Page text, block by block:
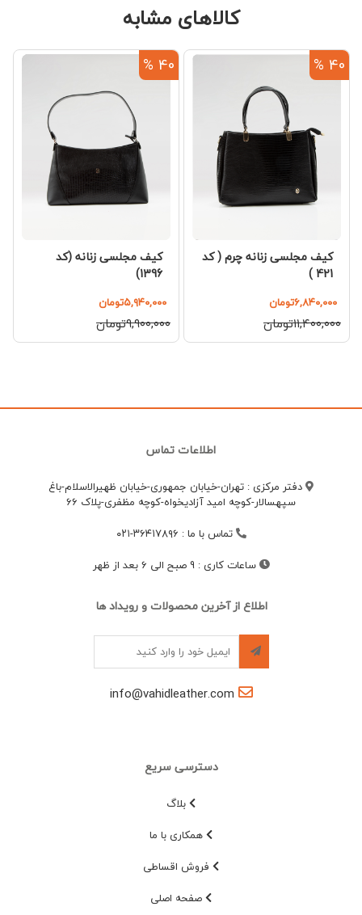
کالاهای مشابه
40 %
کیف مجلسی زنانه چرم ( کد
421 )
۶,۸۴۰,۰۰۰تومان
۱۱,۴۰۰,۰۰۰تومان
40 %
کیف مجلسی زنانه (کد
1396)
۵,۹۴۰,۰۰۰تومان
۹,۹۰۰,۰۰۰تومان
اطلاعات تماس
دفتر مرکزی : تهران-خیابان جمهوری-خیابان ظهیرالاسلام-باغ
سپهسالار-کوچه امید آزادیخواه-کوچه مظفری-پلاک 66
تماس با ما : ۳۶۴۱۷۸۹۶-۰۲۱
ساعات کاری : 9 صبح الی 6 بعد از ظهر
اطلاع از آخرین محصولات و رویداد ها
info@vahidleather.com
دسترسی سریع
بلاگ
همکاری با ما
فروش اقساطی
صفحه اصلی